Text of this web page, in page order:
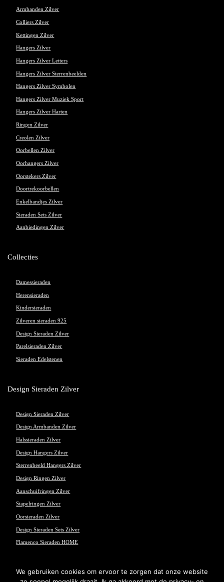
Armbanden Zilver
Colliers Zilver
Kettingen Zilver
Hangers Zilver
Hangers Zilver Letters
Hangers Zilver Sterrenbeelden
Hangers Zilver Symbolen
Hangers Zilver Muziek Sport
Hangers Zilver Harten
Ringen Zilver
Creolen Zilver
Oorbellen Zilver
Oorhangers Zilver
Oorstekers Zilver
Doortrekoorbellen
Enkelbandjes Zilver
Sieraden Sets Zilver
Aanbiedingen Zilver
Collecties
Damessieraden
Herensieraden
Kindersieraden
Zilveren sieraden 925
Design Sieraden Zilver
Parelsieraden Zilver
Sieraden Edelstenen
Design Sieraden Zilver
Design Sieraden Zilver
Design Armbanden Zilver
Halssieraden Zilver
Design Hangers Zilver
Sterrenbeeld Hangers Zilver
Design Ringen Zilver
Aanschuifringen Zilver
Stapelringen Zilver
Oorsieraden Zilver
Design Sieraden Sets Zilver
Flamenco Sieraden HOME
We gebruiken cookies om ervoor te zorgen dat onze website